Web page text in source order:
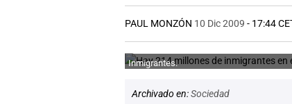
PAUL MONZÓN 10 Dic 2009 - 17:44
Inmigrantes.
Archivado en:Sociedad